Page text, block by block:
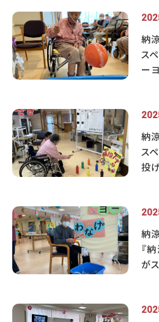
納
ス
ー
納
ス
投
納
『
が